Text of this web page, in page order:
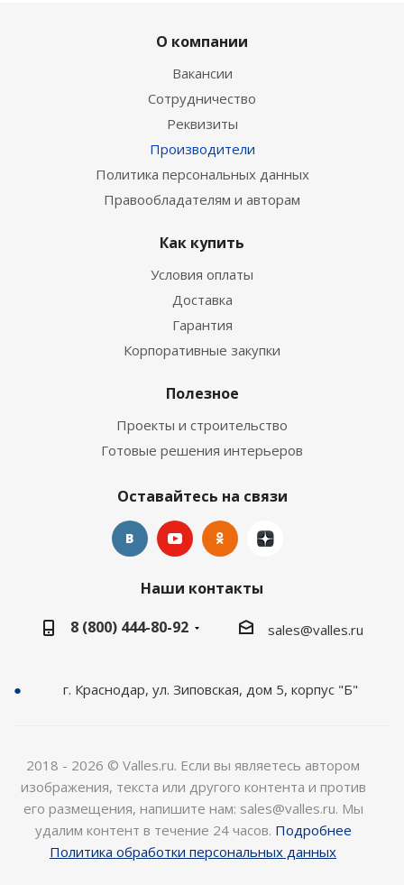
О компании
Вакансии
Сотрудничество
Реквизиты
Производители
Политика персональных данных
Правообладателям и авторам
Как купить
Условия оплаты
Доставка
Гарантия
Корпоративные закупки
Полезное
Проекты и строительство
Готовые решения интерьеров
Оставайтесь на связи
Наши контакты
8 (800) 444-80-92
sales@valles.ru
г. Краснодар, ул. Зиповская, дом 5, корпус "Б"
2018 - 2026 © Valles.ru. Если вы являетесь автором
изображения, текста или другого контента и против
его размещения, напишите нам: sales@valles.ru. Мы
удалим контент в течение 24 часов. Подробнее
Политика обработки персональных данных